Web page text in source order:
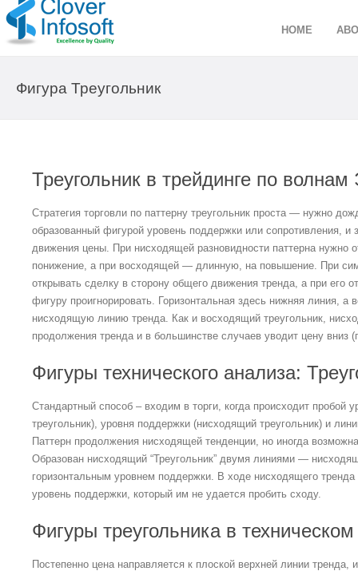
HOME
Фигура Треугольник
Треугольник в трейдинге по волнам
Стратегия торговли по паттерну треугольник проста — нужно
образованный фигурой уровень поддержки или сопротивления, и
движения цены. При нисходящей разновидности паттерна нужно
понижение, а при восходящей — длинную, на повышение. При
открывать сделку в сторону общего движения тренда, а при его
фигуру проигнорировать. Горизонтальная здесь нижняя линия, а
нисходящую линию тренда. Как и восходящий треугольник,
продолжения тренда и в большинстве случаев уводит цену вниз
Фигуры технического анализа:
Стандартный способ – входим в торги, когда происходит пробой
треугольник), уровня поддержки (нисходящий треугольник) и
Паттерн продолжения нисходящей тенденции, но иногда
Образован нисходящий “Треугольник” двумя линиями —
горизонтальным уровнем поддержки. В ходе нисходящего
уровень поддержки, который им не удается пробить сходу.
Фигуры треугольника в
Постепенно цена направляется к плоской верхней линии